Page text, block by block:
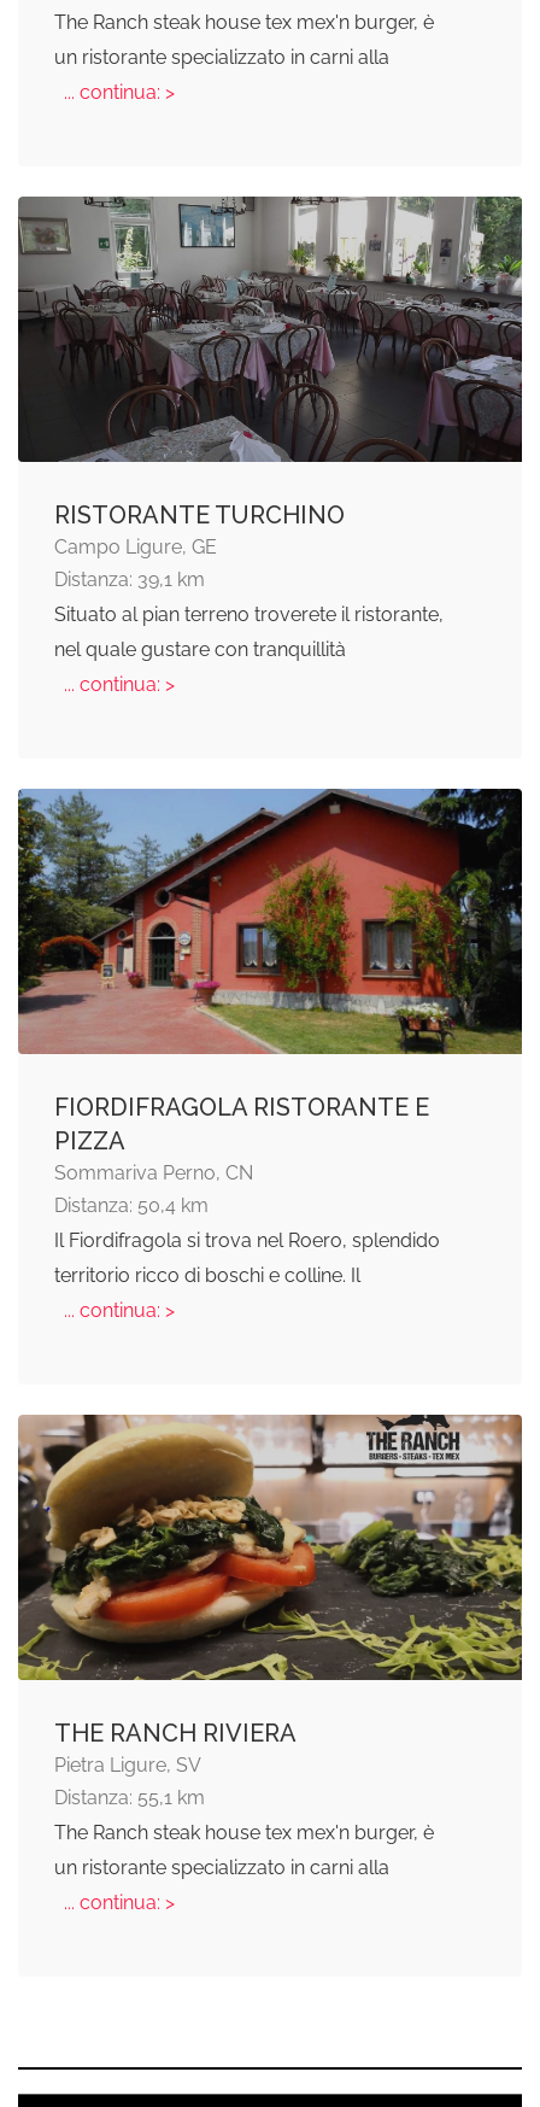
The Ranch steak house tex mex'n burger, è
un ristorante specializzato in carni alla
... continua: >
RISTORANTE TURCHINO
Campo Ligure, GE
Distanza: 39,1 km
Situato al pian terreno troverete il ristorante,
nel quale gustare con tranquillità
... continua: >
FIORDIFRAGOLA RISTORANTE E
PIZZA
Sommariva Perno, CN
Distanza: 50,4 km
Il Fiordifragola si trova nel Roero, splendido
territorio ricco di boschi e colline. Il
... continua: >
THE RANCH RIVIERA
Pietra Ligure, SV
Distanza: 55,1 km
The Ranch steak house tex mex'n burger, è
un ristorante specializzato in carni alla
... continua: >